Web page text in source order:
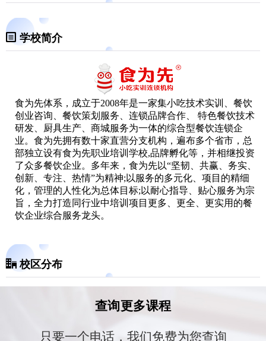
学校简介
食为先体系，成立于2008年是一家集小吃技术实训、餐饮
创业咨询、餐饮策划服务、连锁品牌合作、 特色餐饮技术
研发、厨具生产、商城服务为一体的综合型餐饮连锁企
业。食为先拥有数十家直营分支机构，遍布多个省市，总
部独立设有食为先职业培训学校,品牌孵化等，并相继投资
了众多餐饮企业。多年来，食为先以“坚韧、共赢、务实、
创新、专注、热情”为精神;以服务的多元化、项目的精细
化，管理的人性化为总体目标;以耐心指导、贴心服务为宗
旨，全力打造同行业中培训项目更多、更全、更实用的餐
饮企业综合服务龙头。
校区分布